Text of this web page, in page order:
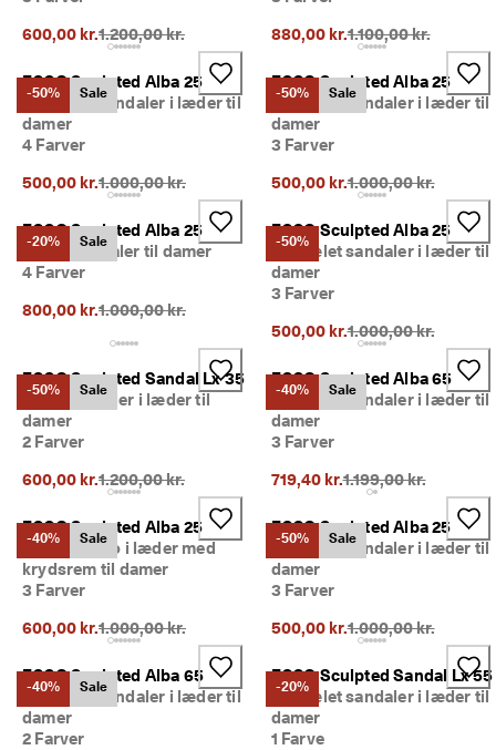
600,00 kr.Oprindelig pris {{price}}:
1.200,00 kr.
880,00 kr.Oprindelig pris
1.100,00 kr.
-50% Sale
ECCO Sculpted Alba 25
Højhælet sandaler i læder til
damer
4 Farver
500,00 kr.Oprindelig pris {{price}}:
1.000,00 kr.
-50% Sale
ECCO Sculpted Alba 25
Højhælet sandaler i læder til
damer
3 Farver
500,00 kr.Oprindelig pris
1.000,00 kr.
-20% Sale
ECCO Sculpted Alba 25
Lædersandaler til damer
4 Farver
800,00 kr.Oprindelig pris {{price}}:
1.000,00 kr.
-50%
ECCO Sculpted Alba 25
Højhælet sandaler i læder til
damer
3 Farver
500,00 kr.Oprindelig pris
1.000,00 kr.
-50% Sale
ECCO Sculpted Sandal Lx 35
Åbne sandaler i læder til
damer
2 Farver
600,00 kr.Oprindelig pris {{price}}:
1.200,00 kr.
-40% Sale
ECCO Sculpted Alba 65
Højhælet sandaler i læder til
damer
3 Farver
719,40 kr.Oprindelig pris
1.199,00 kr.
-40% Sale
ECCO Sculpted Alba 25
Slide-on sko i læder med
krydsrem til damer
3 Farver
600,00 kr.Oprindelig pris {{price}}:
1.000,00 kr.
-50% Sale
ECCO Sculpted Alba 25
Højhælet sandaler i læder til
damer
3 Farver
500,00 kr.Oprindelig pris
1.000,00 kr.
-40% Sale
ECCO Sculpted Alba 65
Højhælet sandaler i læder til
damer
2 Farver
-20%
ECCO Sculpted Sandal Lx 55
Højhælet sandaler i læder til
damer
1 Farve